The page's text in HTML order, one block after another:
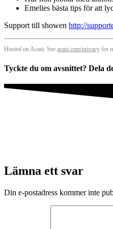
Emelies bästa tips för att
Support till showen http://
Hosted on Acast. See acast.com/privacy for
Tyckte du om avsnittet? Dela
Lämna ett svar
Din e-postadress kommer inte